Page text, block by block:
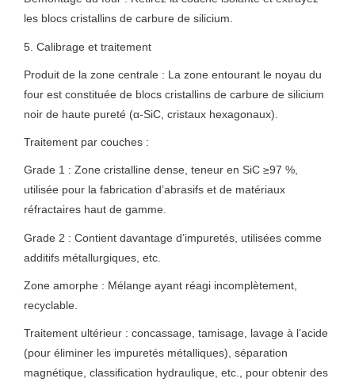
les blocs cristallins de carbure de silicium.
5. Calibrage et traitement
Produit de la zone centrale : La zone entourant le noyau du
four est constituée de blocs cristallins de carbure de silicium
noir de haute pureté (α-SiC, cristaux hexagonaux).
Traitement par couches :
Grade 1 : Zone cristalline dense, teneur en SiC ≥97 %,
utilisée pour la fabrication d’abrasifs et de matériaux
réfractaires haut de gamme.
Grade 2 : Contient davantage d’impuretés, utilisées comme
additifs métallurgiques, etc.
Zone amorphe : Mélange ayant réagi incomplètement,
recyclable.
Traitement ultérieur : concassage, tamisage, lavage à l’acide
(pour éliminer les impuretés métalliques), séparation
magnétique, classification hydraulique, etc., pour obtenir des